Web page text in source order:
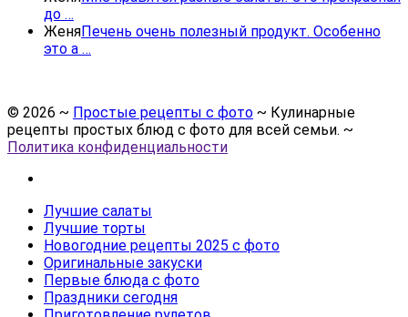
до …
ЖеняПечень очень полезный продукт. Особенно
это а …
© 2026 ~ Простые рецепты с фото ~ Кулинарные
рецепты простых блюд с фото для всей семьи. ~
Политика конфиденциальности
Лучшие салаты
Лучшие торты
Новогодние рецепты 2025 с фото
Оригинальные закуски
Первые блюда с фото
Праздники сегодня